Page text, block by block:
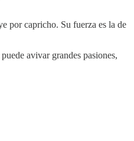
por capricho. Su fuerza es la de
avivar grandes pasiones,